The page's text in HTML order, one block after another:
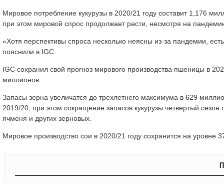
Мировое потребление кукурузы в 2020/21 году составит 1,176
при этом мировой спрос продолжает расти, несмотря на
«Хотя перспективы спроса несколько неясны из-за пандемии,
пояснили в IGC.
IGC сохранил свой прогноз мирового производства пшеницы в
миллионов.
Запасы зерна увеличатся до трехлетнего максимума в 629
2019/20, при этом сокращение запасов кукурузы четвертый
ячменя и других зерновых.
Мировое производство сои в 2020/21 году сохранится на